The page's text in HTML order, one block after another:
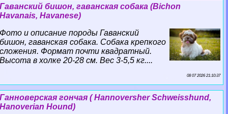
Гаванский бишон, гаванская собака (Bichon
Havanais, Havanese)
Фото и описание породы Гаванский
бишон, гаванская собака. Собака крепкого
сложения. Формат почти квадратный.
Высота в холке 20-28 см. Вес 3-5,5 кг....
08 07 2026 21:10:37
Ганноверская гончая ( Hannoversher Schweisshund,
Hanoverian Hound)